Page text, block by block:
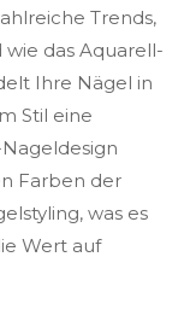
Trends,
das Aquarell-
Ihre Nägel in
Stil eine
Farben der
was es
Wert auf